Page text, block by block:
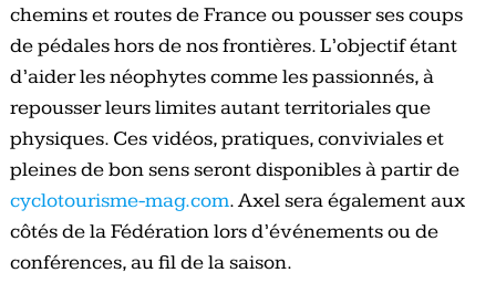
chemins et routes de France ou pousser ses coups
de pédales hors de nos frontières. L’objectif étant
d’aider les néophytes comme les passionnés, à
repousser leurs limites autant territoriales que
physiques. Ces vidéos, pratiques, conviviales et
pleines de bon sens seront disponibles à partir de
cyclotourisme-mag.com. Axel sera également aux
côtés de la Fédération lors d’événements ou de
conférences, au fil de la saison.